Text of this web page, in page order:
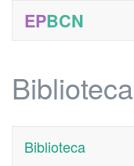
EPBCN
Biblioteca
Biblioteca